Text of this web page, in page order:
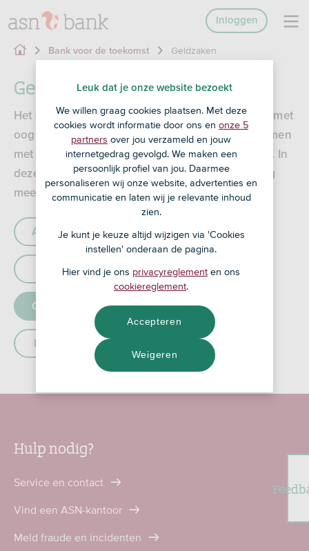
Inloggen
Bank voor de toekomst Geldzaken
Geldzaken
Het geld op je ASN-rekening wordt geïnvesteerd met
oog voor mens, dier en natuur. Zo dragen we samen
met onze klanten bij aan een duurzamere wereld. In
deze blogs lees je hoe we dat doen en hoe jij nog
meer kunt bijdragen.
Alle artikelen Wonen
Klimaat Biodiversiteit
Geldzaken Mensenrechten
Hulp nodig?
Service en contact
Vind een ASN-kantoor
Meld fraude en incidenten
Leuk dat je onze website bezoekt
We willen graag cookies plaatsen. Met deze
cookies wordt informatie door ons en onze 5
partners over jou verzameld en jouw
internetgedrag gevolgd. We maken een
persoonlijk profiel van jou. Daarmee
personaliseren wij onze website, advertenties en
communicatie en laten wij je relevante inhoud
zien.
Je kunt je keuze altijd wijzigen via 'Cookies
instellen' onderaan de pagina.
Hier vind je ons privacyreglement en ons
cookiereglement.
Weigeren
Accepteren